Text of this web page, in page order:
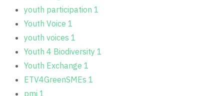
youth participation 1
Youth Voice 1
youth voices 1
Youth 4 Biodiversity 1
Youth Exchange 1
ETV4GreenSMEs 1
pmi 1